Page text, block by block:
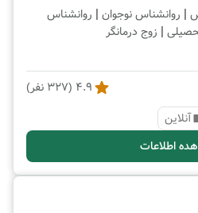
| روانشناس نوجوان | روانشناس
| زوج درمانگر
4.9
(
327 نفر)
آنلاین
اطلاعات